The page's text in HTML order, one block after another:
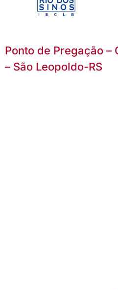
Ponto de Pregação –
– São Leopoldo-RS